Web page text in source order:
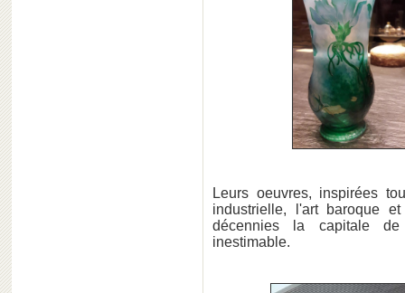
Leurs oeuvres, inspirées
industrielle, l'art baroque
décennies la capitale
inestimable.